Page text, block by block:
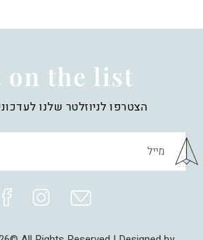
on the list
הצטרפו לניוזלטר שלנו